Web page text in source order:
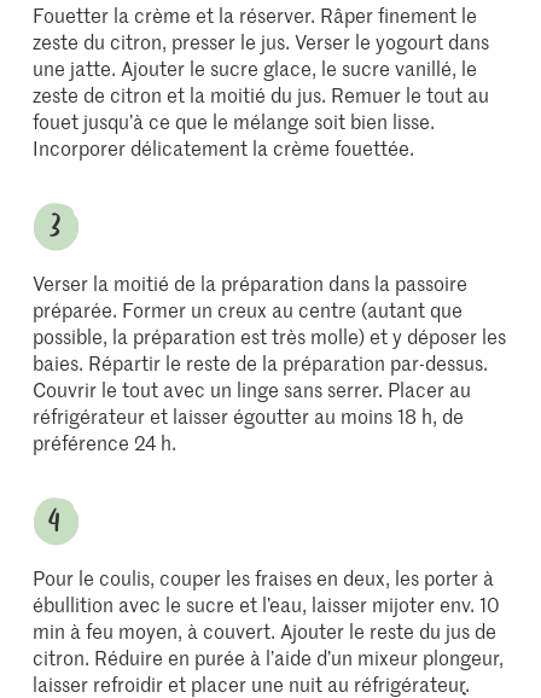
Fouetter la crème et la réserver. Râper finement le
zeste du citron, presser le jus. Verser le yogourt dans
une jatte. Ajouter le sucre glace, le sucre vanillé, le
zeste de citron et la moitié du jus. Remuer le tout au
fouet jusqu’à ce que le mélange soit bien lisse.
Incorporer délicatement la crème fouettée.
Verser la moitié de la préparation dans la passoire
préparée. Former un creux au centre (autant que
possible, la préparation est très molle) et y déposer les
baies. Répartir le reste de la préparation par-dessus.
Couvrir le tout avec un linge sans serrer. Placer au
réfrigérateur et laisser égoutter au moins 18 h, de
préférence 24 h.
Pour le coulis, couper les fraises en deux, les porter à
ébullition avec le sucre et l’eau, laisser mijoter env. 10
min à feu moyen, à couvert. Ajouter le reste du jus de
citron. Réduire en purée à l’aide d’un mixeur plongeur,
laisser refroidir et placer une nuit au réfrigérateur.